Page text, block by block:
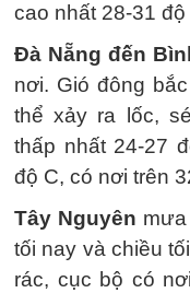
cao nhất 28-31 độ
Đà Nẵng đến
nơi. Gió đông
thể xảy ra lốc,
thấp nhất 24-27
độ C, có nơi trên
Tây Nguyên
tối nay và chiều
rác, cục bộ có